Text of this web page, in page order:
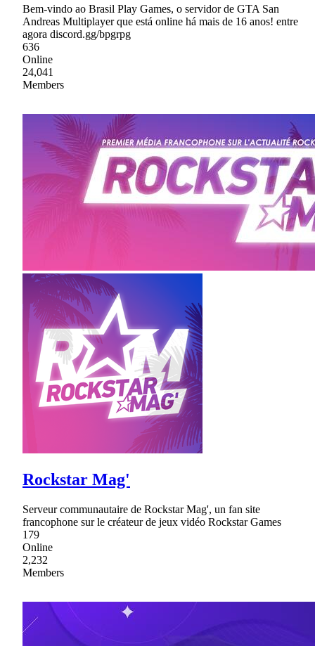
Bem-vindo ao Brasil Play Games, o servidor de GTA San
Andreas Multiplayer que está online há mais de 16 anos! entre
agora discord.gg/bpgrpg
636
Online
24,041
Members
Rockstar Mag'
Serveur communautaire de Rockstar Mag', un fan site
francophone sur le créateur de jeux vidéo Rockstar Games
179
Online
2,232
Members